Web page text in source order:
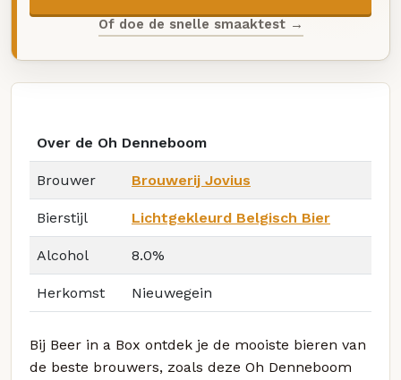
Of doe de snelle smaaktest →
Over de Oh Denneboom
Brouwer Brouwerij Jovius
Bierstijl Lichtgekleurd Belgisch Bier
Alcohol 8.0%
Herkomst Nieuwegein
Bij Beer in a Box ontdek je de mooiste bieren van
de beste brouwers, zoals deze Oh Denneboom